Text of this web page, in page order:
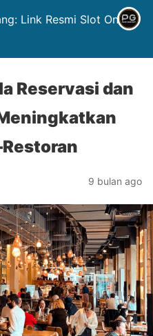
Link Resmi Slot Online
Reservasi dan
9 bulan ago